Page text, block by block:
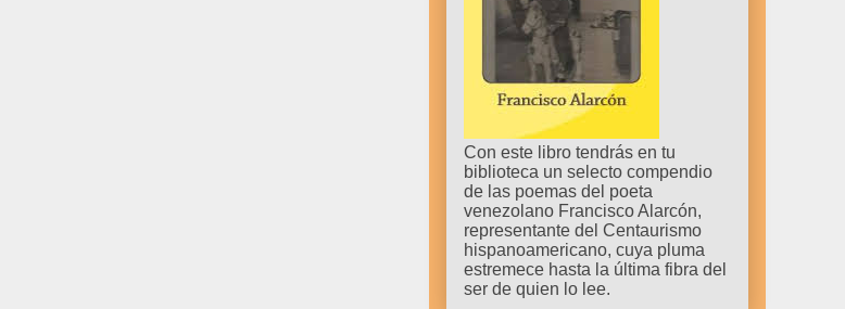
Con este libro tendrás en tu
biblioteca un selecto compendio
de las poemas del poeta
venezolano Francisco Alarcón,
representante del Centaurismo
hispanoamericano, cuya pluma
estremece hasta la última fibra del
ser de quien lo lee.